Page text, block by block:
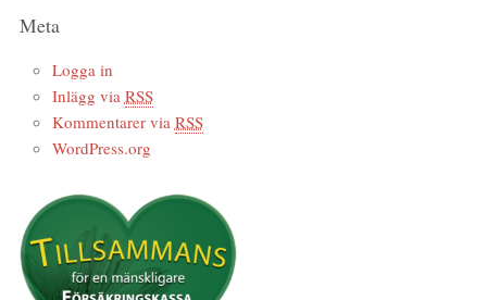
Meta
Logga in
Inlägg via RSS
Kommentarer via RSS
WordPress.org